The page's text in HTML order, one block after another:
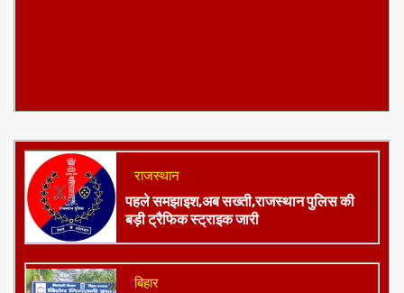
राजस्थान
पहले समझाइश,अब सख्ती,राजस्थान पुलिस की
बड़ी ट्रैफिक स्ट्राइक जारी
बिहार